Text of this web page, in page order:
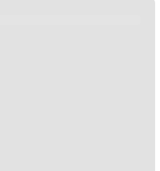
bilden mit der Zeit das